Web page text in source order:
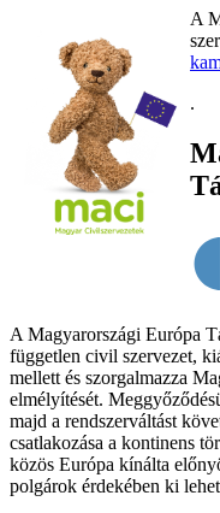
A
.
A Magyarországi Európa
független civil szervezet,
mellett és szorgalmazza
elmélyítését.
majd a rendszerváltást
csatlakozása a kontinens
közös Európa kínálta
polgárok érdekében ki